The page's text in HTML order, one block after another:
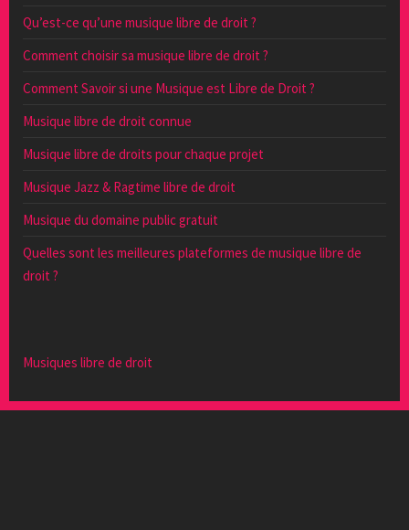
Qu’est-ce qu’une musique libre de droit ?
Comment choisir sa musique libre de droit ?
Comment Savoir si une Musique est Libre de Droit ?
Musique libre de droit connue
Musique libre de droits pour chaque projet
Musique Jazz & Ragtime libre de droit
Musique du domaine public gratuit
Quelles sont les meilleures plateformes de musique libre de
droit ?
Musiques libre de droit